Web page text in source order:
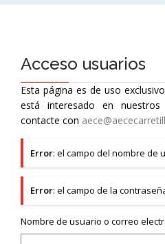
Acceso usuarios
Esta página es de uso
está interesado en
contacte con
Error: el campo del nombre de
Error: el campo de la
Nombre de usuario o correo